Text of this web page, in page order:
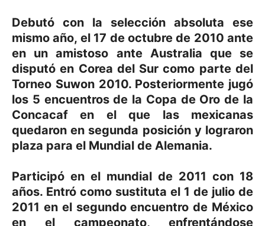
Debutó con la selección absoluta ese
mismo año, el 17 de octubre de 2010 ante
en un amistoso ante Australia que se
disputó en Corea del Sur como parte del
Torneo Suwon 2010. Posteriormente jugó
los 5 encuentros de la Copa de Oro de la
Concacaf en el que las mexicanas
quedaron en segunda posición y lograron
plaza para el Mundial de Alemania.
Participó en el mundial de 2011 con 18
años. Entró como sustituta el 1 de julio de
2011 en el segundo encuentro de México
en el campeonato, enfrentándose